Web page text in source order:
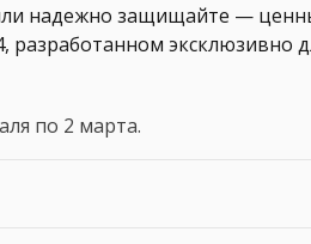
надежно защищайте —
разработанном эксклюзивно
по 2 марта.